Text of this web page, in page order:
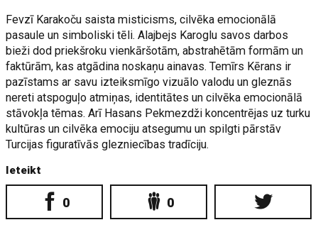
Fevzī Karakoču saista misticisms, cilvēka emocionālā
pasaule un simboliski tēli. Alajbejs Karoglu savos darbos
bieži dod priekšroku vienkāršotām, abstrahētām formām un
faktūrām, kas atgādina noskaņu ainavas. Temīrs Kērans ir
pazīstams ar savu izteiksmīgo vizuālo valodu un gleznās
nereti atspoguļo atmiņas, identitātes un cilvēka emocionālā
stāvokļa tēmas. Arī Hasans Pekmezdži koncentrējas uz turku
kultūras un cilvēka emociju atsegumu un spilgti pārstāv
Turcijas figuratīvās glezniecības tradīciju.
Ieteikt
0 0